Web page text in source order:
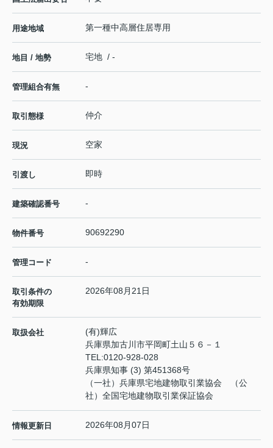
用途地域 第一種中高層住居専用
地目 / 地勢 宅地 / -
管理組合有無 -
取引態様 仲介
現況 空家
引渡し 即時
建築確認番号 -
物件番号 90692290
管理コード -
取引条件の
有効期限
2026年08月21日
取扱会社
(有)輝広
兵庫県加古川市平岡町土山５６－１
TEL:0120-928-028
兵庫県知事 (3) 第451368号
（一社）兵庫県宅地建物取引業協会 （公
社）全国宅地建物取引業保証協会
情報更新日 2026年08月07日